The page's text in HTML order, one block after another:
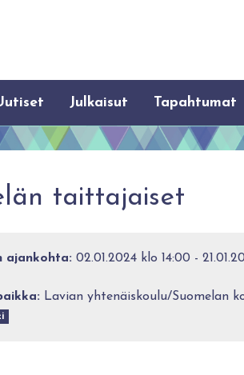
Julkaisut Tapahtumat
taittajaiset
ajankohta: 02.01.2024 klo 14:00 -
Lavian yhtenäiskoulu/Suomelan